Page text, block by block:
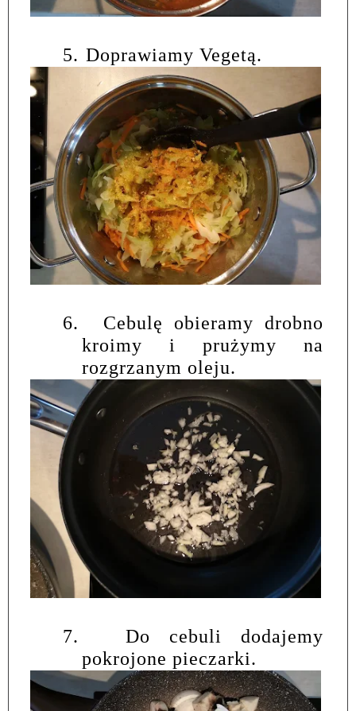
5. Doprawiamy Vegetą.
6.
Cebulę obieramy drobno
kroimy i prużymy na
rozgrzanym oleju.
7.
Do cebuli dodajemy
pokrojone pieczarki.